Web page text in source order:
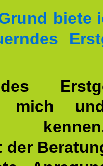
biete
mich
der